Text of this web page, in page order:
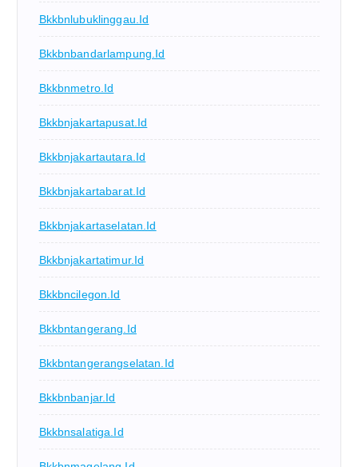
Bkkbnlubuklinggau.id
Bkkbnbandarlampung.id
Bkkbnmetro.id
Bkkbnjakartapusat.id
Bkkbnjakartautara.id
Bkkbnjakartabarat.id
Bkkbnjakartaselatan.id
Bkkbnjakartatimur.id
Bkkbncilegon.id
Bkkbntangerang.id
Bkkbntangerangselatan.id
Bkkbnbanjar.id
Bkkbnsalatiga.id